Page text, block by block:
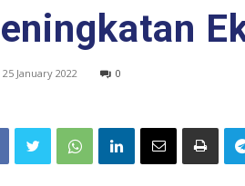
25 January 2022 0